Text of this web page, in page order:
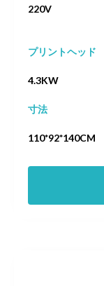
220V
プリントヘッド
4.3KW
寸法
110*92*140CM